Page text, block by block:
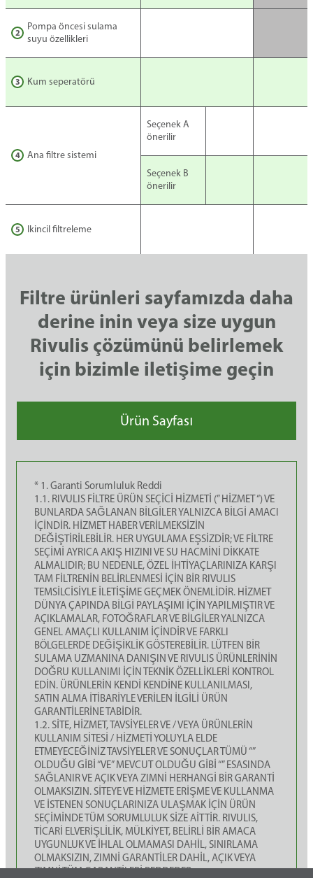
2
Pompa öncesi sulama
suyu özellikleri
3 Kum seperatörü
4 Ana filtre sistemi
Seçenek A
önerilir
Seçenek B
önerilir
5 Ikincil filtreleme
Filtre ürünleri sayfamızda daha
derine inin veya size uygun
Rivulis çözümünü belirlemek
için bizimle iletişime geçin
Ürün Sayfası
* 1. Garanti Sorumluluk Reddi
1.1. RIVULIS FİLTRE ÜRÜN SEÇİCİ HİZMETİ (” HİZMET “) VE
BUNLARDA SAĞLANAN BİLGİLER YALNIZCA BİLGİ AMACI
İÇİNDİR. HİZMET HABER VERİLMEKSİZİN
DEĞİŞTİRİLEBİLİR. HER UYGULAMA EŞSİZDİR; VE FİLTRE
SEÇİMİ AYRICA AKIŞ HIZINI VE SU HACMİNİ DİKKATE
ALMALIDIR; BU NEDENLE, ÖZEL İHTİYAÇLARINIZA KARŞI
TAM FİLTRENİN BELİRLENMESİ İÇİN BİR RIVULIS
TEMSİLCİSİYLE İLETİŞİME GEÇMEK ÖNEMLİDİR. HİZMET
DÜNYA ÇAPINDA BİLGİ PAYLAŞIMI İÇİN YAPILMIŞTIR VE
AÇIKLAMALAR, FOTOĞRAFLAR VE BİLGİLER YALNIZCA
GENEL AMAÇLI KULLANIM İÇİNDİR VE FARKLI
BÖLGELERDE DEĞİŞİKLİK GÖSTEREBİLİR. LÜTFEN BİR
SULAMA UZMANINA DANIŞIN VE RIVULIS ÜRÜNLERİNİN
DOĞRU KULLANIMI İÇİN TEKNİK ÖZELLİKLERİ KONTROL
EDİN. ÜRÜNLERİN KENDİ KENDİNE KULLANILMASI,
SATIN ALMA İTİBARİYLE VERİLEN İLGİLİ ÜRÜN
GARANTİLERİNE TABİDİR.
1.2. SİTE, HİZMET, TAVSİYELER VE / VEYA ÜRÜNLERİN
KULLANIM SİTESİ / HİZMETİ YOLUYLA ELDE
ETMEYECEĞİNİZ TAVSİYELER VE SONUÇLAR TÜMÜ “”
OLDUĞU GİBİ “VE” MEVCUT OLDUĞU GİBİ “” ESASINDA
SAĞLANIR VE AÇIK VEYA ZIMNİ HERHANGİ BİR GARANTİ
OLMAKSIZIN. SİTEYE VE HİZMETE ERİŞME VE KULLANMA
VE İSTENEN SONUÇLARINIZA ULAŞMAK İÇİN ÜRÜN
SEÇİMİNDE TÜM SORUMLULUK SİZE AİTTİR. RIVULIS,
TİCARİ ELVERİŞLİLİK, MÜLKİYET, BELİRLİ BİR AMACA
UYGUNLUK VE İHLAL OLMAMASI DAHİL, SINIRLAMA
OLMAKSIZIN, ZIMNİ GARANTİLER DAHİL, AÇIK VEYA
ZIMNİ TÜM GARANTİLERİ REDDEDER.